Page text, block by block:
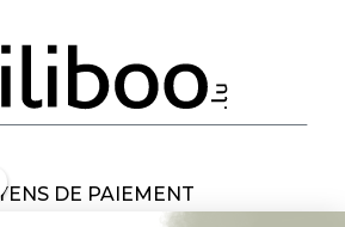
DE PAIEMENT